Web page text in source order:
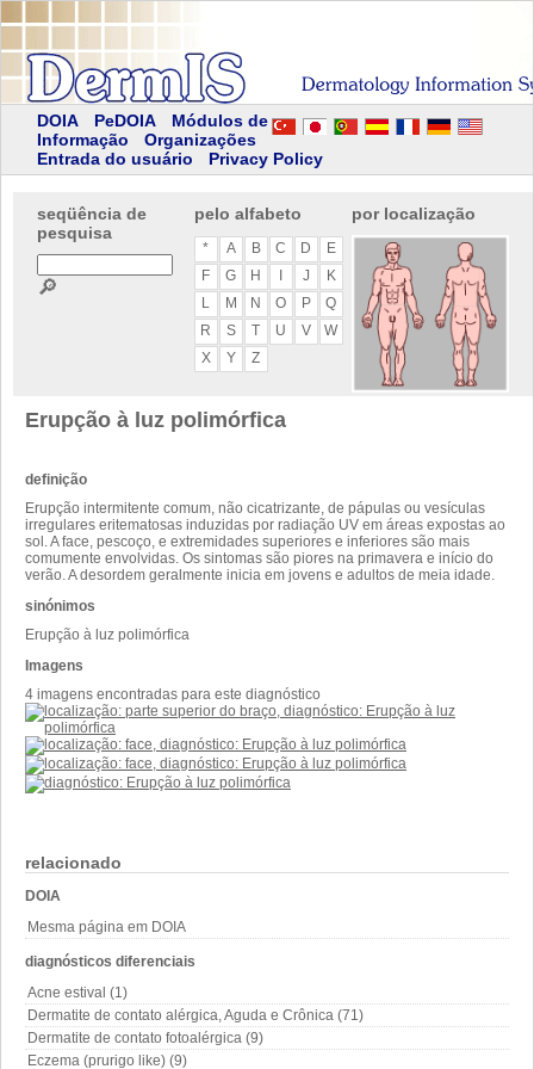
DOIA PeDOIA
Módulos de
Informação
Organizações
Entrada do usuário
Privacy Policy
seqüência de
pesquisa
🔎
pelo alfabeto
* A B C D
E
F
G H J
K
L
M N O P
Q
R
S T U V
W
X
Y Z
por localização
relacionado
DOIA
Mesma página em DOIA
diagnósticos diferenciais
Acne estival (1)
Dermatite de contato alérgica, Aguda e Crônica (71)
Dermatite de contato fotoalérgica (9)
Eczema (prurigo like) (9)
Erupção à luz polimórfica
definição
Erupção intermitente comum, não cicatrizante, de pápulas ou vesículas
irregulares eritematosas induzidas por radiação UV em áreas expostas ao
sol. A face, pescoço, e extremidades superiores e inferiores são mais
comumente envolvidas. Os sintomas são piores na primavera e início do
verão. A desordem geralmente inicia em jovens e adultos de meia idade.
sinónimos
Erupção à luz polimórfica
Imagens
4 imagens encontradas para este diagnóstico